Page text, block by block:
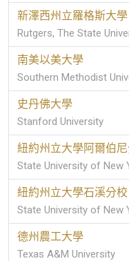
新澤西州立羅格斯大學
Rutgers, The State
南美以美大學
Southern Methodist
史丹佛大學
Stanford University
紐約州立大學阿爾伯
State University of New
紐約州立大學石溪分校
State University of New
德州農工大學
Texas A&M University